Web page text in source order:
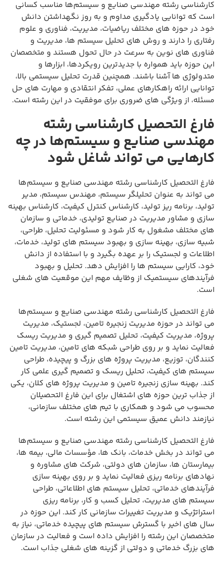
کارشناسی رشته مهندسی صنایع و سیستم‌ها مناسب کسانی
است که توانایی یادگیری مداوم و به روز نگهداشتن دانش
خود در حوزه های مختلف ریاضیات، مدیریت، فناوری و علوم
رفتاری را دارند و روش های تحلیل سیستم ها، مدیریت و
فناوری های نوین به سرعت در حال تحول هستند و متخصصان
این حوزه باید همواره با جدیدترین رویکردها، ابزارها و
متدولوژی ها آشنا باشند. همچنین قدرت تحلیل سیستمی بالا،
توانایی ارائه راهکارهای عملی، تفکر انتقادی و مهارت های حل
مسئله، از ویژگی های ضروری برای موفقیت در این رشته است.
فارغ التحصیل کارشناسی رشته
مهندسی صنایع و سیستم‌ها در چه
کارهایی می تواند شاغل شود
فارغ التحصیل کارشناسی رشته مهندسی صنایع و سیستم‌ها
می تواند به عنوان تحلیلگر سیستم، مهندس سیستم، مدیر
تولید، برنامه ریز تولید، کارشناس کنترل کیفیت، کارشناس بهینه
سازی و مشاور مدیریت در صنایع تولیدی، خدماتی و سازمان
های مختلف مشغول به کار شود و مسئولیت تحلیل، طراحی،
شبیه سازی، بهینه سازی و بهبود سیستم های تولید، خدمات،
اطلاعات و لجستیک را بر عهده بگیرد و با استفاده از دانش
خود، کارایی سیستم ها را افزایش دهد. تحلیل و بهبود
فرآیندهای سیستمیک از وظایف مهم این موقعیت های شغلی
است.
فارغ التحصیل کارشناسی رشته مهندسی صنایع و سیستم‌ها
می تواند در حوزه مدیریت زنجیره تامین، لجستیک، مدیریت
پروژه، مدیریت کیفیت، تحلیل تصمیم گیری و مدیریت ریسک
فعالیت نماید و بر روی طراحی شبکه های تامین، مدیریت تامین
کنندگان، توزیع، مدیریت پروژه های بزرگ و پیچیده، طراحی
سیستم های کیفیت، تحلیل ریسک و تصمیم گیری علمی کار
کند. بهینه سازی زنجیره تامین و مدیریت پروژه های کلان، یکی
از جذاب ترین حوزه های اشتغال برای این فارغ التحصیلان
محسوب می شود و همکاری با تیم های مختلف سازمانی،
نیازمند دانش عمیق سیستمی این رشته است.
فارغ التحصیل کارشناسی رشته مهندسی صنایع و سیستم‌ها
می تواند در بخش خدمات، بانک ها، مؤسسات مالی، بیمه ها،
بیمارستان ها، سازمان های دولتی، شرکت های مشاوره و
نهادهای برنامه ریزی فعالیت نماید و بر روی بهینه سازی
فرآیندهای خدماتی، تحلیل سیستم های اطلاعاتی، طراحی
سیستم های مدیریت، تحلیل کسب و کار، برنامه ریزی
استراتژیک و مدیریت تغییرات سازمانی کار کند. این حوزه در
سال های اخیر با گسترش سیستم های پیچیده خدماتی، نیاز به
متخصصان این رشته را افزایش داده است و فعالیت در سازمان
های بزرگ خدماتی و دولتی از گزینه های شغلی جذاب است.